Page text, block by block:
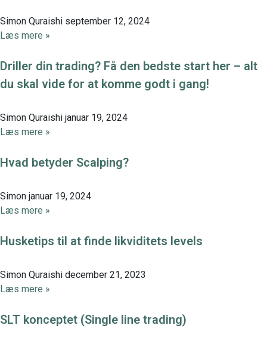
Simon Quraishi september 12, 2024
Læs mere »
Driller din trading? Få den bedste start her – alt
du skal vide for at komme godt i gang!
Simon Quraishi januar 19, 2024
Læs mere »
Hvad betyder Scalping?
Simon januar 19, 2024
Læs mere »
Husketips til at finde likviditets levels
Simon Quraishi december 21, 2023
Læs mere »
SLT konceptet (Single line trading)